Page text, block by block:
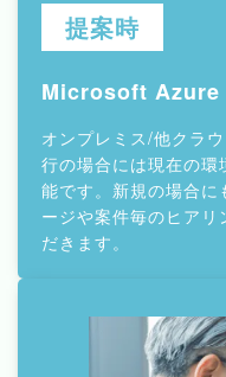
提案時
Microsoft Azure
オンプレミス/他クラ
行の場合には現在の
能です。新規の場合に
ージや案件毎のヒア
だきます。